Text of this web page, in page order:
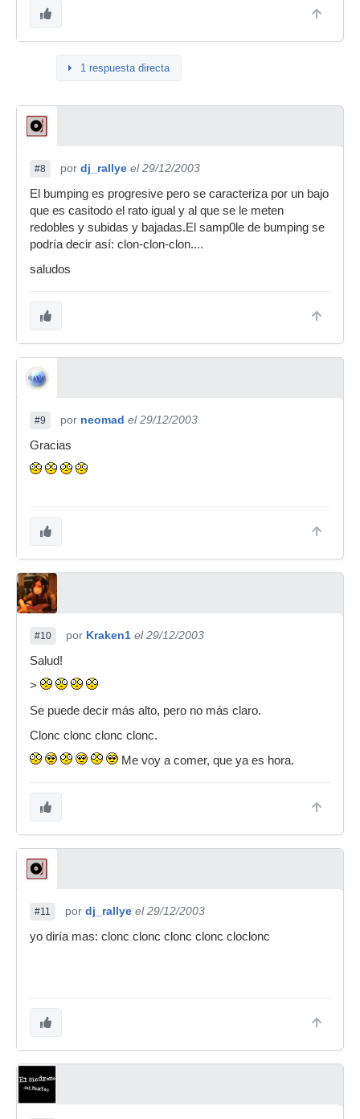
1 respuesta directa
#8 por dj_rallye el 29/12/2003
El bumping es progresive pero se caracteriza por un bajo
que es casitodo el rato igual y al que se le meten
redobles y subidas y bajadas.El samp0le de bumping se
podría decir así: clon-clon-clon....
saludos
#9 por neomad el 29/12/2003
Gracias
#10 por Kraken1 el 29/12/2003
Salud!
>
Se puede decir más alto, pero no más claro.
Clonc clonc clonc clonc.
Me voy a comer, que ya es hora.
#11 por dj_rallye el 29/12/2003
yo diría mas: clonc clonc clonc clonc cloclonc